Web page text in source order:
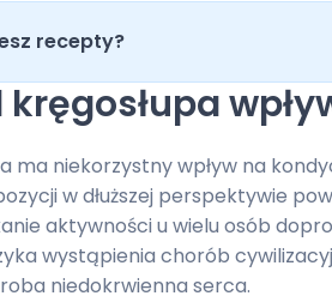
recepty?
ma niekorzystny wpływ na
w dłuższej perspektywie
aktywności u wielu osób
wystąpienia chorób
niedokrwienna serca.